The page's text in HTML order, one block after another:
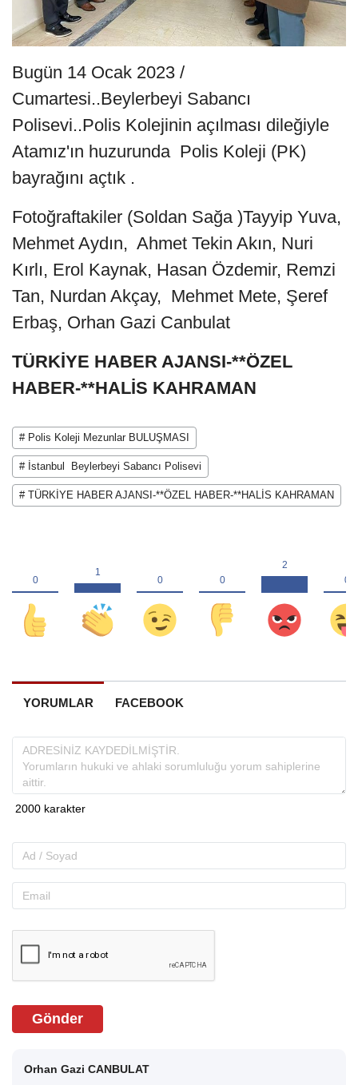
Bugün 14 Ocak 2023 /
Cumartesi..Beylerbeyi Sabancı
Polisevi..Polis Kolejinin açılması dileğiyle
Atamız'ın huzurunda Polis Koleji (PK)
bayrağını açtık .
Fotoğraftakiler (Soldan Sağa )Tayyip Yuva,
Mehmet Aydın, Ahmet Tekin Akın, Nuri
Kırlı, Erol Kaynak, Hasan Özdemir, Remzi
Tan, Nurdan Akçay, Mehmet Mete, Şeref
Erbaş, Orhan Gazi Canbulat
TÜRKİYE HABER AJANSI-**ÖZEL
HABER-**HALİS KAHRAMAN
# Polis Koleji Mezunlar BULUŞMASI
# İstanbul Beylerbeyi Sabancı Polisevi
# TÜRKİYE HABER AJANSI-**ÖZEL HABER-**HALİS KAHRAMAN
YORUMLAR FACEBOOK
Gönder
Orhan Gazi CANBULAT